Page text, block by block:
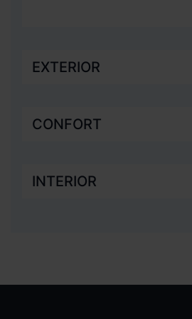
EXTERIOR
CONFORT
INTERIOR